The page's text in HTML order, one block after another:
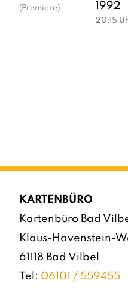
(Premiere)
1992
20:15
KARTENBÜRO
Kartenbüro Bad
Klaus-Havenstein-
61118 Bad Vilbel
Tel: 06101 / 559455